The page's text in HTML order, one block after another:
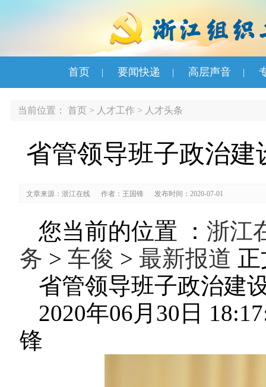
首页 | 要闻快递 | 高层声音 |
当前位置： 首页 > 人才工作 > 人才头条
省管领导班子政治
文章来源：浙江在线 作者：王国锋 发布时间：2020-07-01
您当前的位置 ： 浙江
务 > 车俊 > 最新报道
省管领导班子政治建
2020年06月30日
锋